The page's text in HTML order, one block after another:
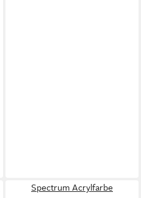
Spectrum Acrylfarbe